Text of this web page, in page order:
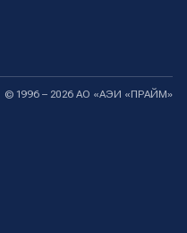
© 1996 – 2026 АО «АЭИ «ПРАЙМ»